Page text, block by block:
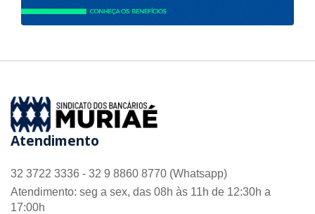
Atendimento
32 3722 3336 - 32 9 8860 8770 (Whatsapp)
Atendimento: seg a sex, das 08h às 11h de 12:30h a
17:00h